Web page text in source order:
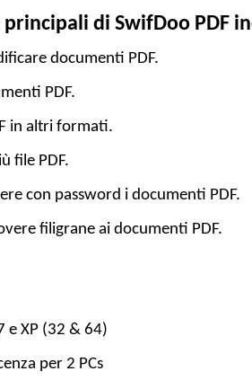
principali di SwifDoo PDF
documenti PDF.
PDF.
in altri formati.
file PDF.
con password i documenti PDF.
filigrane ai documenti PDF.
e XP (32 & 64)
per 2 PCs